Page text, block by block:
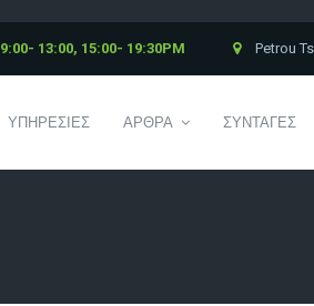
9:00- 13:00, 15:00- 19:30PM Petrou
ΥΠΗΡΕΣΙΕΣ ΑΡΘΡΑ ΣΥΝΤΑΓΕΣ